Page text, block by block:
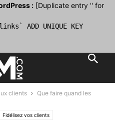
: [Duplicate entry '' for
ADD UNIQUE KEY
clients
Que faire quand les
Fidélisez vos clients